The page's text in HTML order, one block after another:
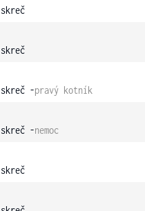
skreč
skreč
skreč -pravý kotník
skreč -nemoc
skreč